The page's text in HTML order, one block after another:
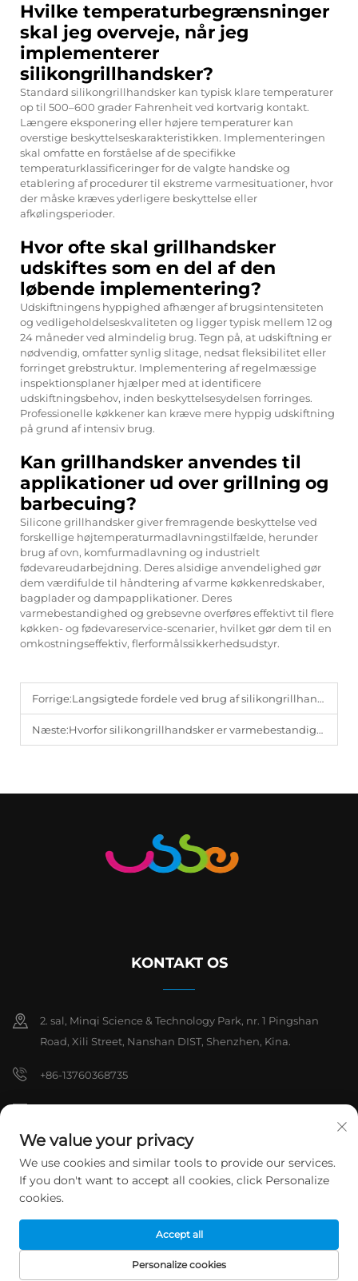
Hvilke temperaturbegrænsninger
skal jeg overveje, når jeg
implementerer
silikongrillhandsker?
Standard silikongrillhandsker kan typisk klare temperaturer
op til 500–600 grader Fahrenheit ved kortvarig kontakt.
Længere eksponering eller højere temperaturer kan
overstige beskyttelseskarakteristikken. Implementeringen
skal omfatte en forståelse af de specifikke
temperaturklassificeringer for de valgte handske og
etablering af procedurer til ekstreme varmesituationer, hvor
der måske kræves yderligere beskyttelse eller
afkølingsperioder.
Hvor ofte skal grillhandsker
udskiftes som en del af den
løbende implementering?
Udskiftningens hyppighed afhænger af brugsintensiteten
og vedligeholdelseskvaliteten og ligger typisk mellem 12 og
24 måneder ved almindelig brug. Tegn på, at udskiftning er
nødvendig, omfatter synlig slitage, nedsat fleksibilitet eller
forringet grebstruktur. Implementering af regelmæssige
inspektionsplaner hjælper med at identificere
udskiftningsbehov, inden beskyttelsesydelsen forringes.
Professionelle køkkener kan kræve mere hyppig udskiftning
på grund af intensiv brug.
Kan grillhandsker anvendes til
applikationer ud over grillning og
barbecuing?
Silicone grillhandsker giver fremragende beskyttelse ved
forskellige højtemperaturmadlavningstilfælde, herunder
brug af ovn, komfurmadlavning og industrielt
fødevareudarbejdning. Deres alsidige anvendelighed gør
dem værdifulde til håndtering af varme køkkenredskaber,
bagplader og dampapplikationer. Deres
varmebestandighed og grebsevne overføres effektivt til flere
køkken- og fødevareservice-scenarier, hvilket gør dem til en
omkostningseffektiv, flerformålssikkerhedsudstyr.
Forrige:Langsigtede fordele ved brug af silikongrillhandsker
Næste:Hvorfor silikongrillhandsker er varmebestandige giganter
KONTAKT OS
2. sal, Minqi Science & Technology Park, nr. 1 Pingshan
Road, Xili Street, Nanshan DIST, Shenzhen, Kina.
+86-13760368735
Copyright © 2026 Shenzhen Hanchuan Industrial Co., Ltd. Alle
rettigheder forbeholdes. Privatlivspolitik
We value your privacy
We use cookies and similar tools to provide our services.
If you don't want to accept all cookies, click Personalize
cookies.
Personalize cookies
Accept all